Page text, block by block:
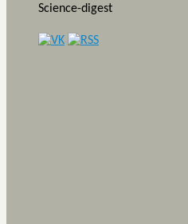
Science-digest